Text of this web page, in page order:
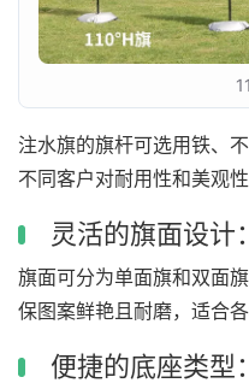
注水旗的旗杆可选用铁、
不同客户对耐用性和美观性
灵活的旗面设计：
旗面可分为单面旗和双面
保图案鲜艳且耐磨，适合各
便捷的底座类型：